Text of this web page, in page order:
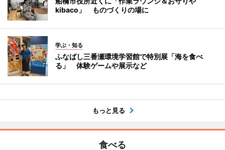
kibaco」 ものづくりの場に
学ぶ・知る
ふなばし三番瀬環境学習館で特別展「海を食べ
る」 体験ゲームや展示など
もっと見る
食べる